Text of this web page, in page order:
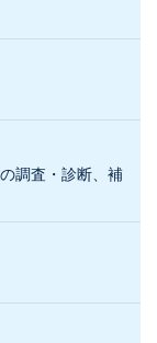
調査・診断、補